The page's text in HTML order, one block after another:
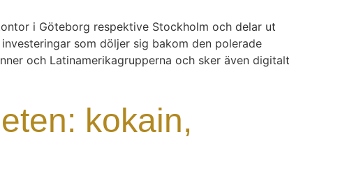
i Göteborg respektive Stockholm och delar ut
som döljer sig bakom den polerade
och Latinamerikagrupperna och sker även digitalt
kokain,